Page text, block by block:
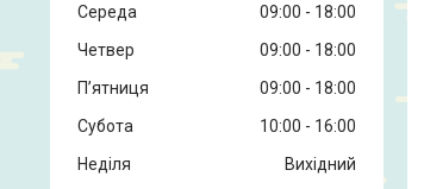
Середа
09:00
18:00
Четвер
09:00
18:00
Пʼятниця
09:00
18:00
Субота
10:00
16:00
Неділя
Вихідний